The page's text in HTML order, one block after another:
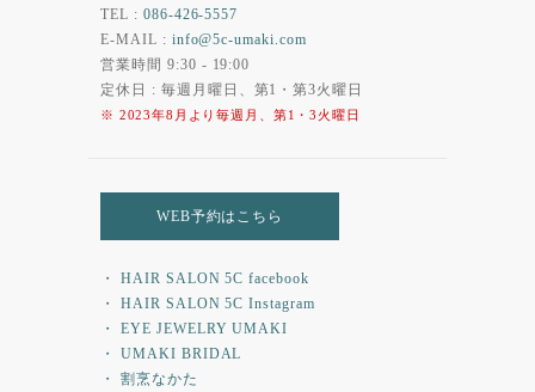
TEL : 086-426-5557
E-MAIL : info@5c-umaki.com
営業時間 9:30 - 19:00
定休日 : 毎週月曜日、第1・第3火曜日
※ 2023年8月より毎週月、第1・3火曜日
WEB予約はこちら
・ HAIR SALON 5C facebook
・ HAIR SALON 5C Instagram
・ EYE JEWELRY UMAKI
・ UMAKI BRIDAL
・ 割烹なかた